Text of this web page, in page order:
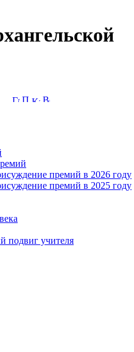
премий в 2026 году
премий в 2025 году
подвиг учителя